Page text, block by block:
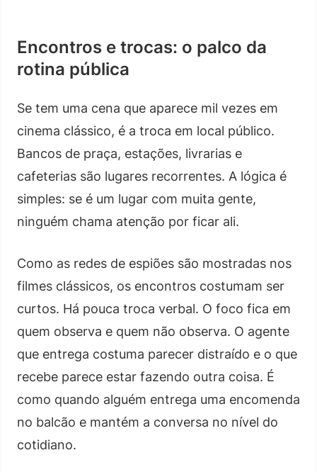
Encontros e trocas: o palco da
rotina pública
Se tem uma cena que aparece mil vezes em
cinema clássico, é a troca em local público.
Bancos de praça, estações, livrarias e
cafeterias são lugares recorrentes. A lógica é
simples: se é um lugar com muita gente,
ninguém chama atenção por ficar ali.
Como as redes de espiões são mostradas nos
filmes clássicos, os encontros costumam ser
curtos. Há pouca troca verbal. O foco fica em
quem observa e quem não observa. O agente
que entrega costuma parecer distraído e o que
recebe parece estar fazendo outra coisa. É
como quando alguém entrega uma encomenda
no balcão e mantém a conversa no nível do
cotidiano.